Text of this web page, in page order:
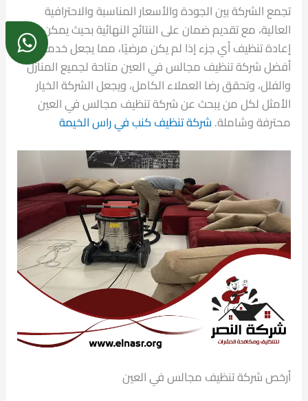
تجمع الشركة بين الجودة والأسعار المناسبة والاحترافية
العالية، مع تقديم ضمان على النتائج النهائية بحيث يمكن
إعادة تنظيف أي جزء إذا لم يكن مرضيًا، مما يجعل خدمات
أفضل شركة تنظيف مجالس في العين متاحة لجميع المنازل
والفلل، وتحقق رضا العملاء الكامل، ويجعل الشركة الخيار
الأمثل لكل من يبحث عن شركة تنظيف مجالس في العين
محترفة وشاملة. شركة تنظيف كنب في راس الخيمة
أرخص شركة تنظيف مجالس في العين